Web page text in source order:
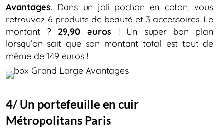
Avantages. Dans un joli pochon en coton, vous
retrouvez 6 produits de beauté et 3 accessoires. Le
montant ? 29,90 euros ! Un super bon plan
lorsqu’on sait que son montant total est tout de
même de 149 euros !
4/ Un portefeuille en cuir
Métropolitans Paris